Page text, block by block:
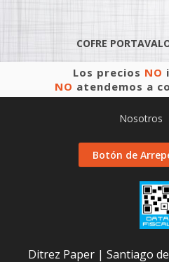
COFRE
Los precios NO
NO atendemos a
Nosotros
Botón de
Ditrez Paper | Santiago